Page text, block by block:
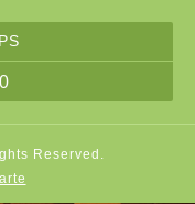
Reserved.
arte